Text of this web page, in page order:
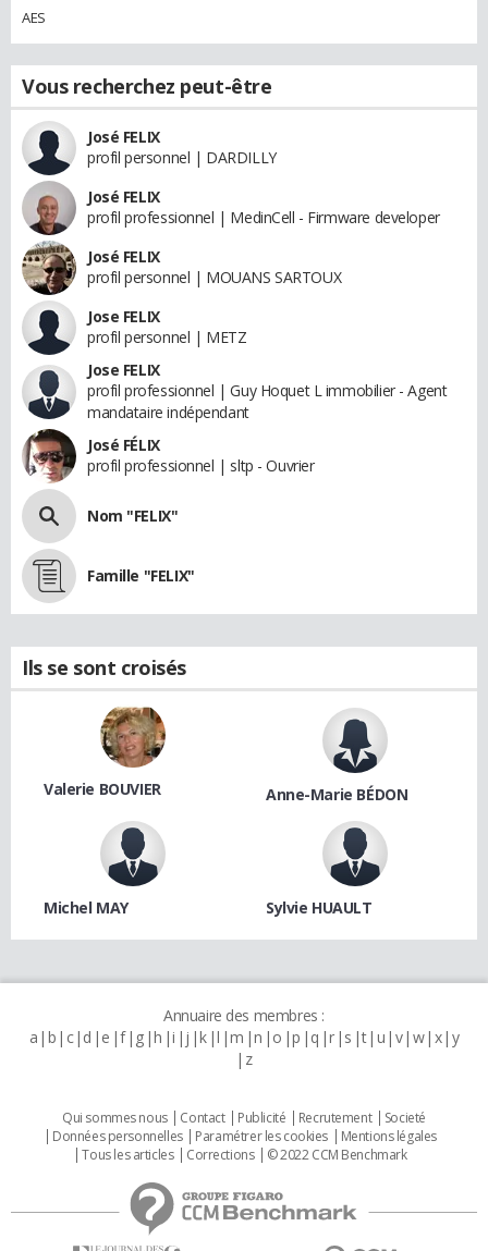
AES
Vous recherchez peut-être
José FELIX
profil personnel | DARDILLY
José FELIX
profil professionnel | MedinCell - Firmware developer
José FELIX
profil personnel | MOUANS SARTOUX
Jose FELIX
profil personnel | METZ
Jose FELIX
profil professionnel | Guy Hoquet L immobilier - Agent
mandataire indépendant
José FÉLIX
profil professionnel | sltp - Ouvrier
Nom "FELIX"
Famille "FELIX"
Ils se sont croisés
Valerie BOUVIER Anne-Marie BÉDON
Michel MAY Sylvie HUAULT
Annuaire des membres :
a b c d e f g h i j k l m n o p q r s t u v w x y
z
Qui sommes nous Contact Publicité Recrutement
Societé
Données personnelles
Paramétrer les cookies
Mentions légales
Tous les articles
Corrections © 2022 CCM Benchmark